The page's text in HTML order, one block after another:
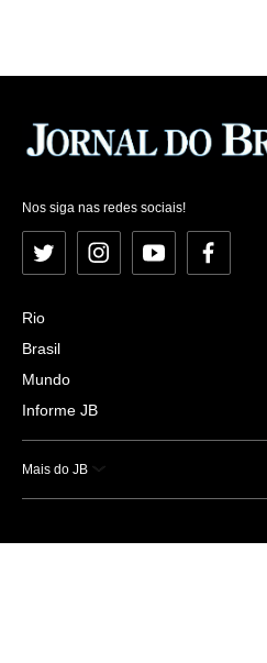
Nos siga nas redes sociais!
Twitter InstagramYouTubeFacebook
Rio
Brasil
Mundo
Informe JB
Mais do JB
Esportes